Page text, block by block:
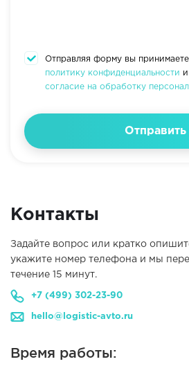
Контакты
Задайте вопрос или кратко
укажите номер телефона и мы
течение 15 минут.
+7 (499) 302-23-90
hello@logistic-avto.ru
Время работы:
Отправляя форму вы принимаете
политику конфиденциальности
согласие на обработку
Отправить